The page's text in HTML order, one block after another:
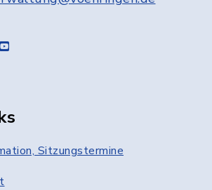
youtube
Sitzungstermine